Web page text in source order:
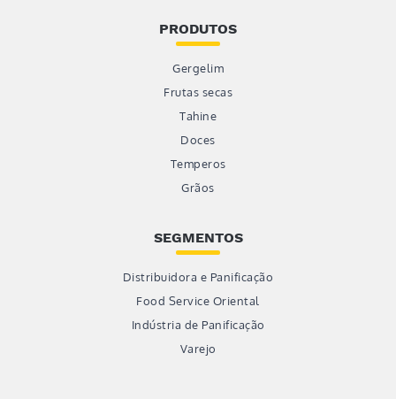
PRODUTOS
Gergelim
Frutas secas
Tahine
Doces
Temperos
Grãos
SEGMENTOS
Distribuidora e Panificação
Food Service Oriental
Indústria de Panificação
Varejo